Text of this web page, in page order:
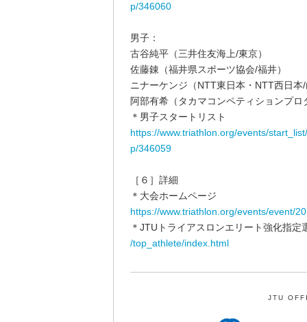
p/346060
男子：
古谷純平（三井住友海上/東京）
佐藤錬（福井県スポーツ協会/福井）
ニナーケンジ（NTT東日本・NTT西日本
阿部有希（タカマコンペティションプロ
＊男子スタートリスト
https://www.triathlon.org/events/
p/346059
［６］詳細
＊大会ホームページ
https://www.triathlon.org/events/event/
＊JTUトライアスロンエリート強化指定
/top_athlete/index.html
JTU